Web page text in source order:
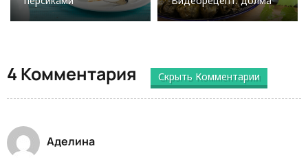
4 Комментария Скрыть Комментарии
Аделина